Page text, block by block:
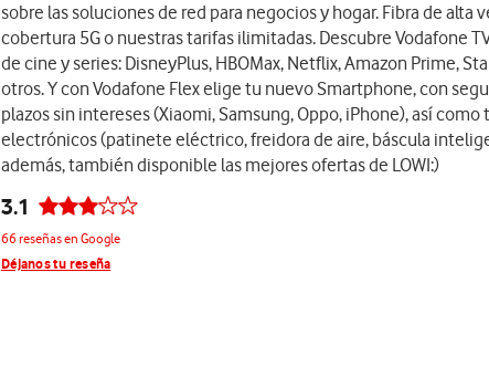
sobre las soluciones de red para negocios y hogar. Fibra de alta
cobertura 5G o nuestras tarifas ilimitadas. Descubre Vodafone
de cine y series: DisneyPlus, HBOMax, Netflix, Amazon Prime,
otros. Y con Vodafone Flex elige tu nuevo Smartphone, con
plazos sin intereses (Xiaomi, Samsung, Oppo, iPhone), así
electrónicos (patinete eléctrico, freidora de aire, báscula
además, también disponible las mejores ofertas de LOWI:)
3.1
66 reseñas en Google
Déjanos tu reseña